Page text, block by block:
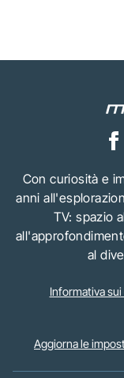
Con curiosità e
anni
TV: spazio
al
Informativa
Aggiorna le